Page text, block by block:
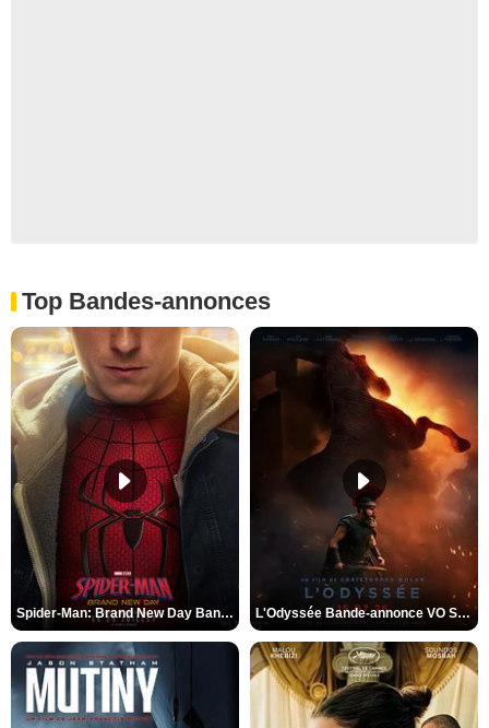
Top Bandes-annonces
Spider-Man: Brand New Day Bande-annonce VO STFR L'Odyssée Bande-annonce VO STFR